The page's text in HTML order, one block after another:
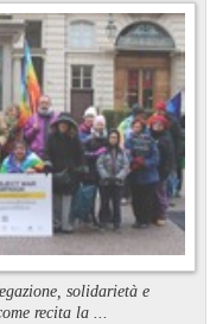
solidarietà e
recita la ...